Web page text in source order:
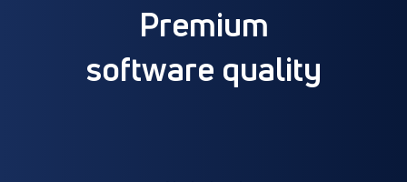
Premium
software quality